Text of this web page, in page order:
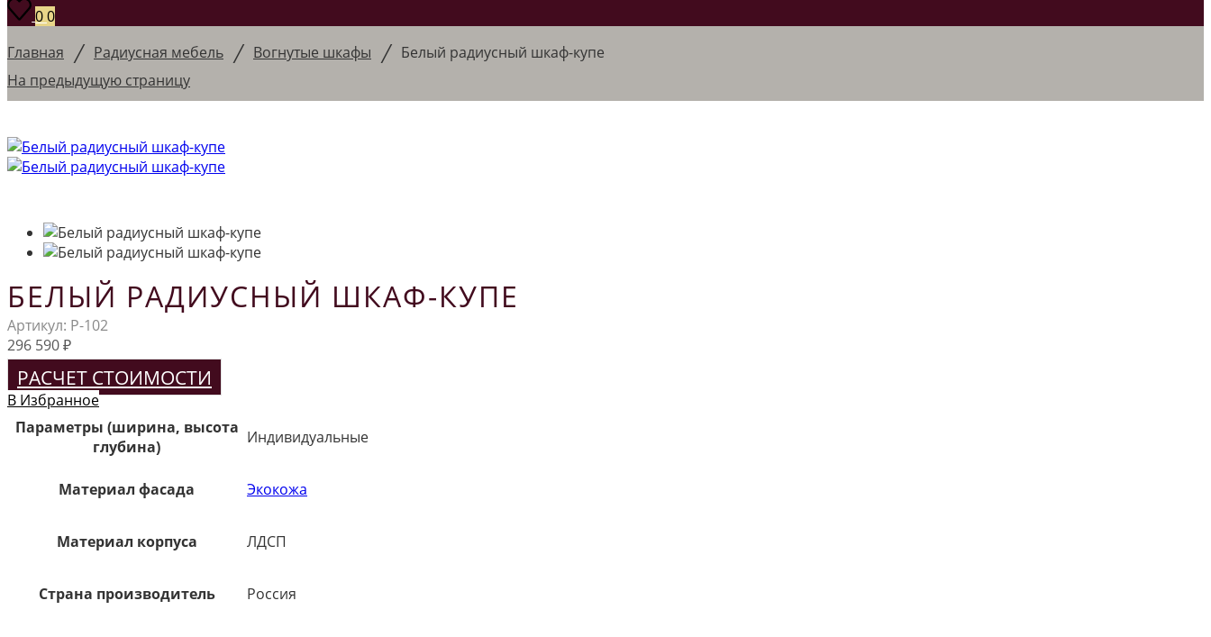
00
Главная / Радиусная мебель / Вогнутые шкафы / Белый радиусный шкаф-купе
На предыдущую страницу
БЕЛЫЙ РАДИУСНЫЙ ШКАФ-КУПЕ
Артикул: Р-102
296 590₽
РАСЧЕТ СТОИМОСТИ
В Избранное
Параметры (ширина, высота
глубина)
Индивидуальные
Материал фасада Экокожа
Материал корпуса ЛДСП
Страна производитель Россия